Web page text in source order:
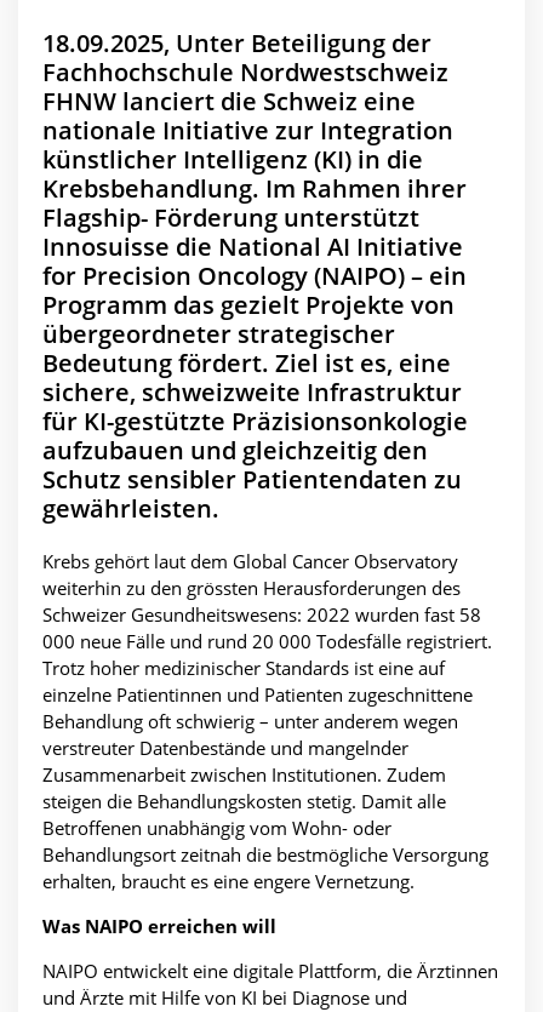
18.09.2025, Unter Beteiligung der
Fachhochschule Nordwestschweiz
FHNW lanciert die Schweiz eine
nationale Initiative zur Integration
künstlicher Intelligenz (KI) in die
Krebsbehandlung. Im Rahmen ihrer
Flagship- Förderung unterstützt
Innosuisse die National AI Initiative
for Precision Oncology (NAIPO) – ein
Programm das gezielt Projekte von
übergeordneter strategischer
Bedeutung fördert. Ziel ist es, eine
sichere, schweizweite Infrastruktur
für KI-gestützte Präzisionsonkologie
aufzubauen und gleichzeitig den
Schutz sensibler Patientendaten zu
gewährleisten.
Krebs gehört laut dem Global Cancer Observatory
weiterhin zu den grössten Herausforderungen des
Schweizer Gesundheitswesens: 2022 wurden fast 58
000 neue Fälle und rund 20 000 Todesfälle registriert.
Trotz hoher medizinischer Standards ist eine auf
einzelne Patientinnen und Patienten zugeschnittene
Behandlung oft schwierig – unter anderem wegen
verstreuter Datenbestände und mangelnder
Zusammenarbeit zwischen Institutionen. Zudem
steigen die Behandlungskosten stetig. Damit alle
Betroffenen unabhängig vom Wohn- oder
Behandlungsort zeitnah die bestmögliche Versorgung
erhalten, braucht es eine engere Vernetzung.
Was NAIPO erreichen will
NAIPO entwickelt eine digitale Plattform, die Ärztinnen
und Ärzte mit Hilfe von KI bei Diagnose und